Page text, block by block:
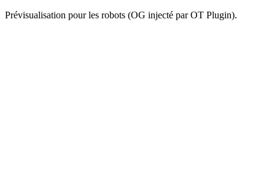
Prévisualisation pour les robots (OG injecté par OT Plugin).